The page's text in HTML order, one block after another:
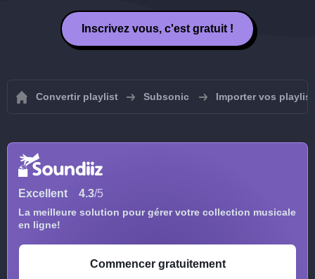
Inscrivez vous, c'est gratuit !
Convertir playlist Subsonic Importer vos
Excellent 4.3/5
La meilleure solution pour gérer votre collection musicale
en ligne!
Commencer gratuitement